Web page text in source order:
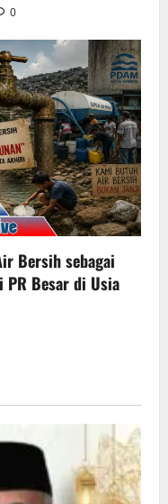
0
Bersih sebagai
PR Besar di Usia